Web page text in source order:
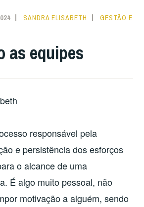
SANDRA ELISABETH
GESTÃO E
as equipes
responsável pela
e persistência dos esforços
o alcance de uma
É algo muito pessoal, não
motivação a alguém, sendo